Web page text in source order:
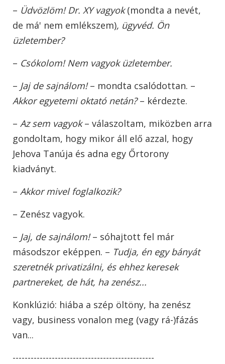
– Üdvözlöm! Dr. XY vagyok(mondta a nevét,
de má' nem emlékszem), ügyvéd. Ön
üzletember?
– Csókolom! Nem vagyok üzletember.
– Jaj de sajnálom!– mondta csalódottan. –
Akkor egyetemi oktató netán?– kérdezte.
– Az sem vagyok– válaszoltam, miközben arra
gondoltam, hogy mikor áll elő azzal, hogy
Jehova Tanúja és adna egy Őrtorony
kiadványt.
– Akkor mivel foglalkozik?
– Zenész vagyok.
– Jaj, de sajnálom!– sóhajtott fel már
másodszor eképpen. – Tudja, én egy bányát
szeretnék privatizálni, és ehhez keresek
partnereket, de hát, ha zenész...
Konklúzió: hiába a szép öltöny, ha zenész
vagy, business vonalon meg (vagy rá-)fázás
van...
-----------------------------------------------